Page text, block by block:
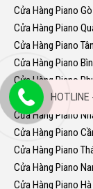
Cửa Hàng Piano
Cửa Hàng Piano
Cửa Hàng Piano
Cửa Hàng Piano
Cửa Hàng Piano
Cửa Hàng Piano
Cửa Hàng Piano
Cửa Hàng Piano
Cửa Hàng Piano
Cửa Hàng Piano
Cửa Hàng Piano